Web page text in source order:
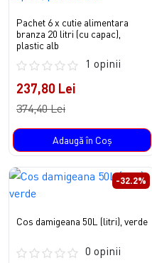
Pachet 6 x cutie alimentara
branza 20 litri (cu capac),
plastic alb
1 opinii
237,80 Lei
374,40 Lei
Adaugă în Coş
-32.2%
Cos damigeana 50L (litri), verde
0 opinii